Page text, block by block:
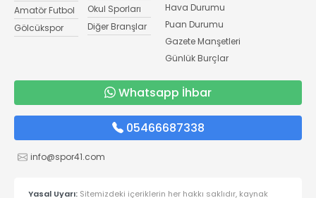
Amatör Futbol
Gölcükspor
Okul Sporları
Diğer Branşlar
Hava Durumu
Puan Durumu
Gazete Manşetleri
Günlük Burçlar
Whatsapp İhbar
05466687338
info@spor41.com
Yasal Uyarı: Sitemizdeki içeriklerin her hakkı saklıdır, kaynak